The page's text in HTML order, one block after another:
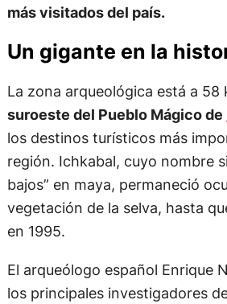
más visitados del país.
Un gigante en la
La zona arqueológica está a 58
suroeste del Pueblo Mágico de
los destinos turísticos más
región. Ichkabal, cuyo nombre
bajos” en maya, permaneció
vegetación de la selva, hasta
en 1995.
El arqueólogo español Enrique
los principales investigadores